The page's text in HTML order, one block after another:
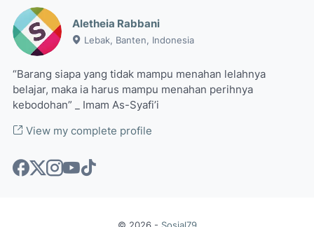
Aletheia Rabbani
Lebak, Banten, Indonesia
“Barang siapa yang tidak mampu menahan lelahnya
belajar, maka ia harus mampu menahan perihnya
kebodohan” _ Imam As-Syafi’i
View my complete profile